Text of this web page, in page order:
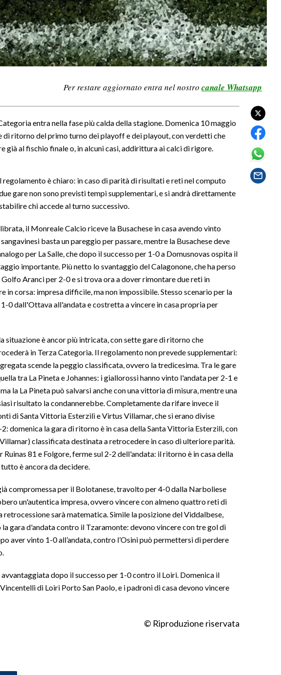
Per restare aggiornato entra nel nostro canale Whatsapp
entra nella fase più calda della stagione. Domenica 10 maggio
di ritorno del primo turno dei playoff e dei playout, con verdetti che
già al fischio finale o, in alcuni casi, addirittura ai calci di rigore.
è chiaro: in caso di parità di risultati e reti nel computo
gare non sono previsti tempi supplementari, e si andrà direttamente
chi accede al turno successivo.
il Monreale Calcio riceve la Busachese in casa avendo vinto
basta un pareggio per passare, mentre la Busachese deve
per La Salle, che dopo il successo per 1-0 a Domusnovas ospita il
importante. Più netto lo svantaggio del Calagonone, che ha perso
Golfo Aranci per 2-0 e si trova ora a dover rimontare due reti in
in corsa: impresa difficile, ma non impossibile. Stesso scenario per la
0 dall'Ottava all'andata e costretta a vincere in casa propria per
situazione è ancor più intricata, con sette gare di ritorno che
in Terza Categoria. Il regolamento non prevede supplementari:
scende la peggio classificata, ovvero la tredicesima. Tra le gare
tra La Pineta e Johannes: i giallorossi hanno vinto l'andata per 2-1 e
la La Pineta può salvarsi anche con una vittoria di misura, mentre una
risultato la condannerebbe. Completamente da rifare invece il
di Santa Vittoria Esterzili e Virtus Villamar, che si erano divise
domenica la gara di ritorno è in casa della Santa Vittoria Esterzili, con
classificata destinata a retrocedere in caso di ulteriore parità.
Ruinas 81 e Folgore, ferme sul 2-2 dell'andata: il ritorno è in casa della
tutto è ancora da decidere.
compromessa per il Bolotanese, travolto per 4-0 dalla Narboliese
un'autentica impresa, ovvero vincere con almeno quattro reti di
sarà matematica. Simile la posizione del Viddalbese,
gara d'andata contro il Tzaramonte: devono vincere con tre gol di
aver vinto 1-0 all’andata, contro l’Osini può permettersi di perdere
avvantaggiata dopo il successo per 1-0 contro il Loiri. Domenica il
di Loiri Porto San Paolo, e i padroni di casa devono vincere
© Riproduzione riservata